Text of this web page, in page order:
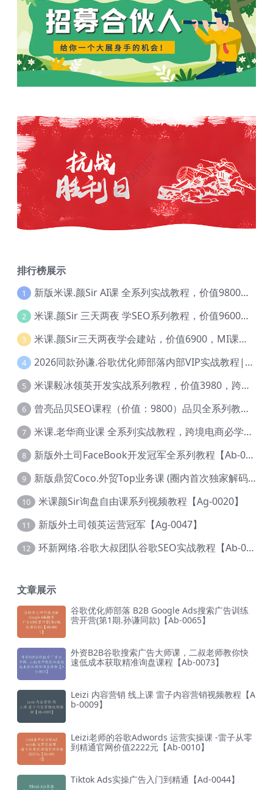
排行榜展示
1 新版米课.颜Sir AI课 全系列实战教程，价值9800，跨境首选！【Ag-0052】
2 米课.颜Sir 三天两夜 学SEO系列教程，价值9600元，跨境人都在学 【Ag-0056】
3 米课.颜Sir三天两夜学会建站，价值6900，MI课甄选课程 【Ag-0055】
4 2026同款孙谦.谷歌优化师部落内部VIP实战教程|价值4999元全网独家解码（官方报名版本）【@034】
5 米课毅冰领英开发实战系列教程，价值3980，跨境必选【Ag-0049】
6 曾亮品贝SEO课程（价值：9800）品贝全系列教程 【Ab-0022】
7 米课.老华商业课 全系列实战教程，跨境电商必学，价值16900元【Ag-0053】
8 新版外土司FaceBook开发冠军全系列教程【Ab-0021】
9 新版鼎贸Coco.外贸Top业务课 (圈内首次独家解码|460节课)【Ag-0091】
10 米课颜Sir询盘自由课系列视频教程【Ag-0020】
11 新版外土司领英运营冠军【Ag-0047】
12 环新网络.谷歌大叔团队谷歌SEO实战教程【Ab-0024】
文章展示
谷歌优化师部落 B2B Google Ads搜索广告训练
营开营(第1期.孙谦同款)【Ab-0065】
外资B2B谷歌搜索广告大师课，二叔老师教你快
速低成本获取精准询盘课程【Ab-0073】
Leizi 内容营销 线上课 雷子内容营销视频教程【A
b-0009】
Leizi老师的谷歌Adwords 运营实操课 -雷子从零
到精通官网价值2222元【Ab-0010】
Tiktok Ads实操广告入门到精通【Ad-0044】